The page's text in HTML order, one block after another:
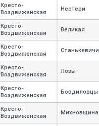
Кресто-
Воздвиженская
Нестери
Кресто-
Воздвиженская
Великая
Кресто-
Воздвиженская
Станькевичи
Кресто-
Воздвиженская
Лозы
Кресто-
Воздвиженская
Бовдиловцы
Кресто-
Воздвиженская
Михновщина